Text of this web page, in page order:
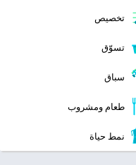
تخصيص
تسوّق
سباق
طعام ومشروب
نمط حياة